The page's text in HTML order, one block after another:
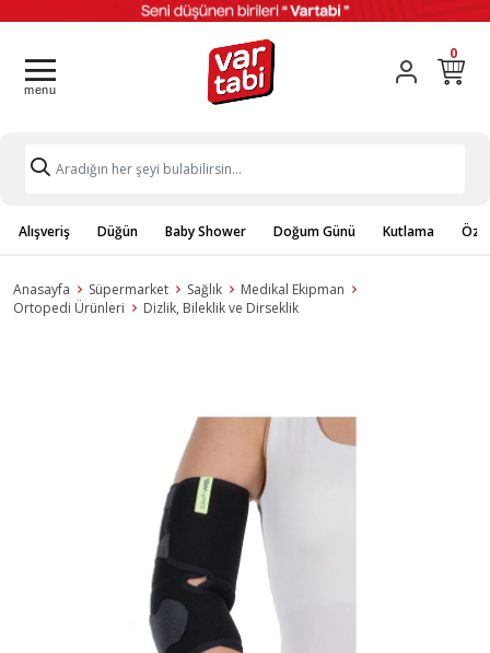
0
Alışveriş Düğün Baby Shower Doğum Günü Kutlama
Anasayfa Süpermarket Sağlık
Medikal Ekipman
Ortopedi Ürünleri
Dizlik, Bileklik ve Dirseklik